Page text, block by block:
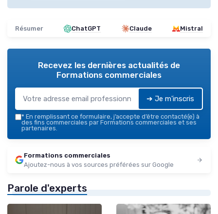
Résumer ChatGPT Claude Mistral
Recevez les dernières actualités de
Formations commerciales
➔ Je m'inscris
* En remplissant ce formulaire, j’accepte d’être contacté(e) à
des fins commerciales par Formations commerciales et ses
partenaires.
Formations commerciales
Ajoutez-nous à vos sources préférées sur Google
Parole d'experts